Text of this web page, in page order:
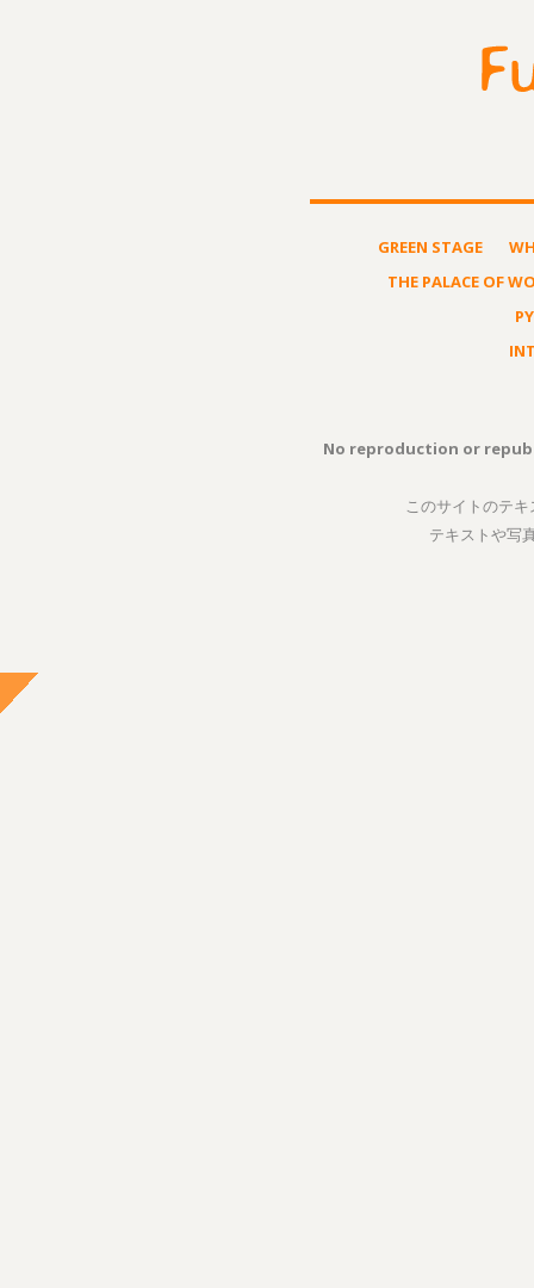
GREEN STAGE
THE PALACE OF
No reproduction or
このサイトのテ
テキストや写